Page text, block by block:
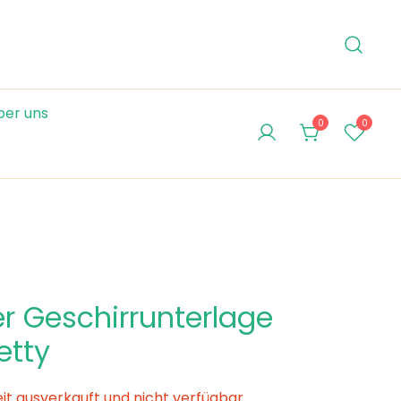
uns
0 0
Geschirrunterlage